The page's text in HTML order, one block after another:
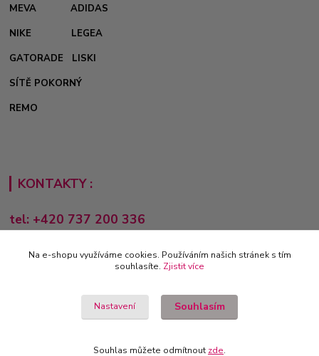
MEVA
ADIDAS
NIKE
LEGEA
GATORADE
LISKI
SÍTĚ POKORNÝ
REMO
KONTAKTY :
tel: +420 737 200 336
Pondělí-Pátek: 8 - 17 hodin
obchod@e-sporting.cz
Na e-shopu využíváme cookies. Používáním našich stránek s tím
souhlasíte. Zjistit více
Nastavení Souhlasím
Souhlas můžete odmítnout zde.